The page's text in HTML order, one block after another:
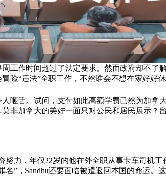
工作时间超过了法定要求。然而政府却不了
险“违法”全职工作，不然谁会不想在家好好
咂舌。试问，支付如此高额学费已然为加拿
加拿大的美好一面只对公民和居民展示？
努力，年仅22岁的他在外全职从事卡车司机
”，Sandhu还要面临被遣返回本国的命运。